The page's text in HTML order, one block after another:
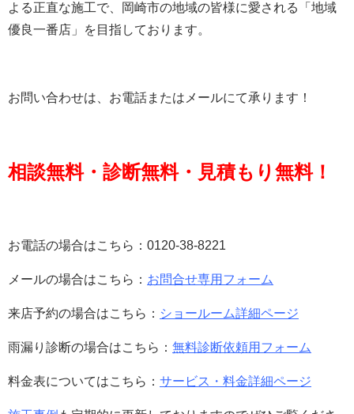
よる正直な施工で、岡崎市の地域の皆様に愛される「地域
優良一番店」を目指しております。
お問い合わせは、お電話またはメールにて承ります！
相談無料・診断無料・見積もり無料！
お電話の場合はこちら：0120-38-8221
メールの場合はこちら： お問合せ専用フォーム
来店予約の場合はこちら： ショールーム詳細ページ
雨漏り診断の場合はこちら： 無料診断依頼用フォーム
料金表についてはこちら： サービス・料金詳細ページ